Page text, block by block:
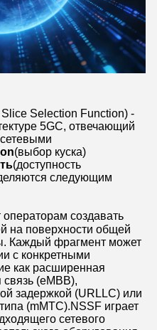
Selection Function) -
5GC, отвечающий
(выбор куска)
(доступность
следующим
операторам создавать
на поверхности общей
Каждый фрагмент может
с конкретными
как расширенная
(eMBB),
задержкой (URLLC) или
(mMTC).NSSF играет
сетевого